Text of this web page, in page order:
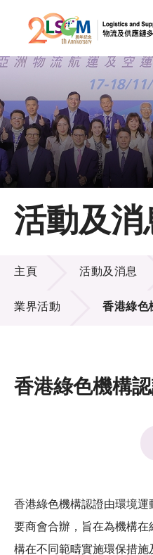
跳到內容（按
A
主頁
關於LSCM
技術商品化
項目及資助計劃
活動及消息
科技分享
會籍
活動及消
活動及消息
主頁 活動及消息
業界活動 香港綠色
香港綠色機構
香港綠色機構認證由環境
要商會合辦，旨在為機構
構在不同範疇實施環保措